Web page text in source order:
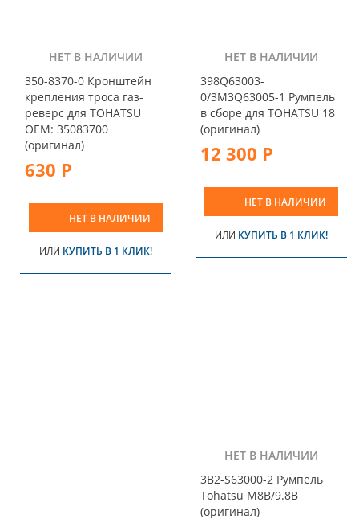
НЕТ В НАЛИЧИИ
350-8370-0 Кронштейн
крепления троса газ-
реверс для TOHATSU
OEM: 35083700
(оригинал)
630 Р
НЕТ В НАЛИЧИИ
ИЛИ КУПИТЬ В 1 КЛИК!
НЕТ В НАЛИЧИИ
398Q63003-
0/3M3Q63005-1 Румпель
в сборе для TOHATSU 18
(оригинал)
12 300 Р
НЕТ В НАЛИЧИИ
ИЛИ КУПИТЬ В 1 КЛИК!
НЕТ В НАЛИЧИИ
3B2-S63000-2 Румпель
Tohatsu M8B/9.8B
(оригинал)